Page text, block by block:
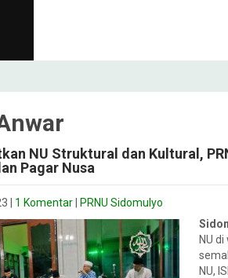
NU Struktural dan Kultural,
Pagar Nusa
1 Komentar
PRNU Sidomulyo
NU
NU,